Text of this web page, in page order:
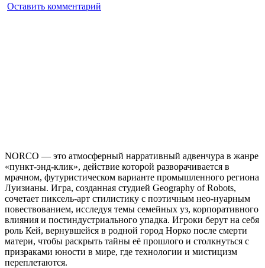
Оставить комментарий
NORCO — это атмосферный нарративный адвенчура в жанре
«пункт-энд-клик», действие которой разворачивается в
мрачном, футуристическом варианте промышленного региона
Луизианы. Игра, созданная студией Geography of Robots,
сочетает пиксель-арт стилистику с поэтичным нео-нуарным
повествованием, исследуя темы семейных уз, корпоративного
влияния и постиндустриального упадка. Игроки берут на себя
роль Кей, вернувшейся в родной город Норко после смерти
матери, чтобы раскрыть тайны её прошлого и столкнуться с
призраками юности в мире, где технологии и мистицизм
переплетаются.